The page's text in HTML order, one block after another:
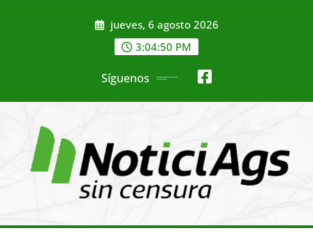
jueves, 6 agosto 2026
3:04:51 PM
Síguenos